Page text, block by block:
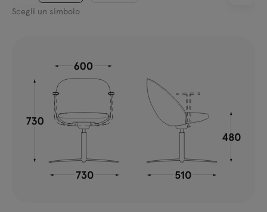
Scegli un simbolo